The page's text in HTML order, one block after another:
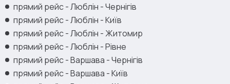
прямий рейс - Люблін - Чернігів
прямий рейс - Люблін - Київ
прямий рейс - Люблін - Житомир
прямий рейс - Люблін - Рівне
прямий рейс - Варшава - Чернігів
прямий рейс - Варшава - Київ